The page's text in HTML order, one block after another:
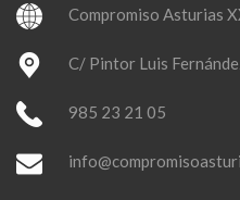
Compromiso Asturias
C/ Pintor Luis
985 23 21 05